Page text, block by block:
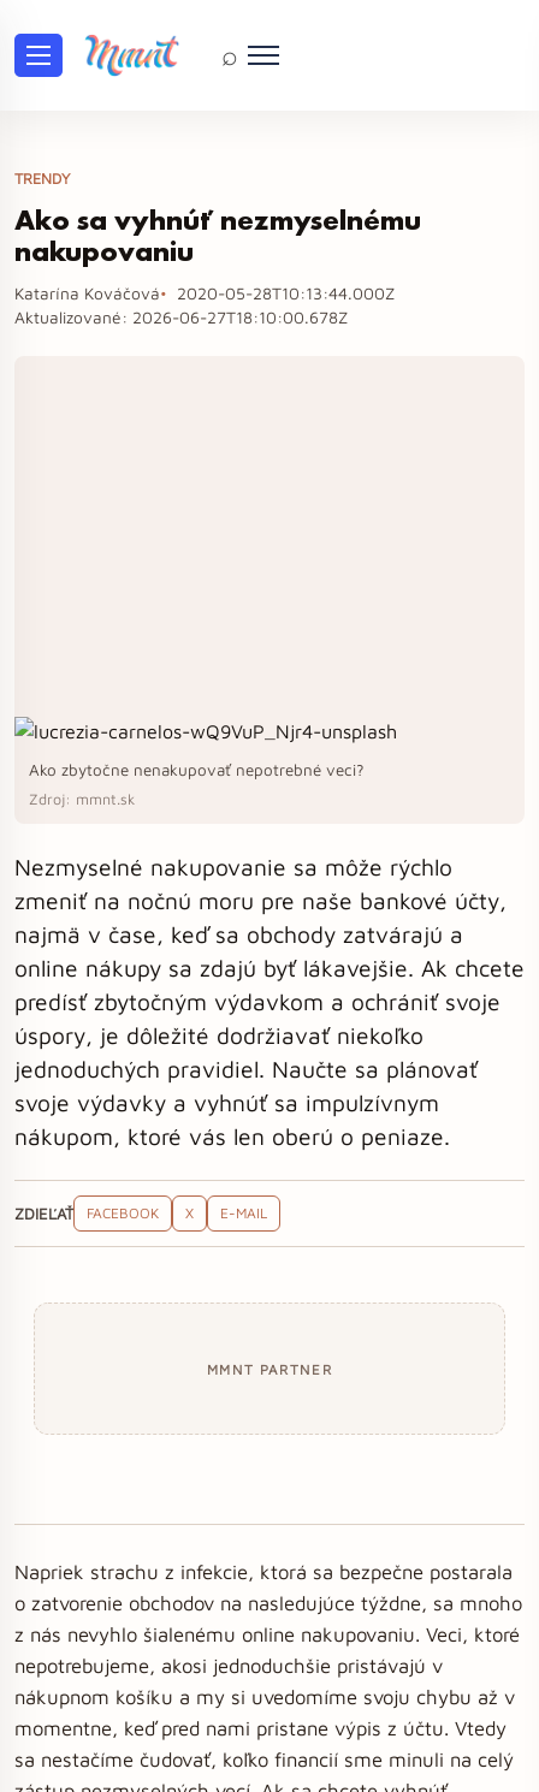
⌕
TRENDY
Ako sa vyhnúť nezmyselnému
nakupovaniu
Katarína Kováčová
2020-05-28T10:13:44.000Z
Aktualizované: 2026-06-27T18:10:00.678Z
Ako zbytočne nenakupovať nepotrebné veci?
Zdroj: mmnt.sk
Nezmyselné nakupovanie sa môže rýchlo
zmeniť na nočnú moru pre naše bankové účty,
najmä v čase, keď sa obchody zatvárajú a
online nákupy sa zdajú byť lákavejšie. Ak chcete
predísť zbytočným výdavkom a ochrániť svoje
úspory, je dôležité dodržiavať niekoľko
jednoduchých pravidiel. Naučte sa plánovať
svoje výdavky a vyhnúť sa impulzívnym
nákupom, ktoré vás len oberú o peniaze.
ZDIEĽAŤ FACEBOOK X E-MAIL
MMNT PARTNER
Napriek strachu z infekcie, ktorá sa bezpečne postarala
o zatvorenie obchodov na nasledujúce týždne, sa mnoho
z nás nevyhlo šialenému online nakupovaniu. Veci, ktoré
nepotrebujeme, akosi jednoduchšie pristávajú v
nákupnom košíku a my si uvedomíme svoju chybu až v
momentne, keď pred nami pristane výpis z účtu. Vtedy
sa nestačíme čudovať, koľko financií sme minuli na celý